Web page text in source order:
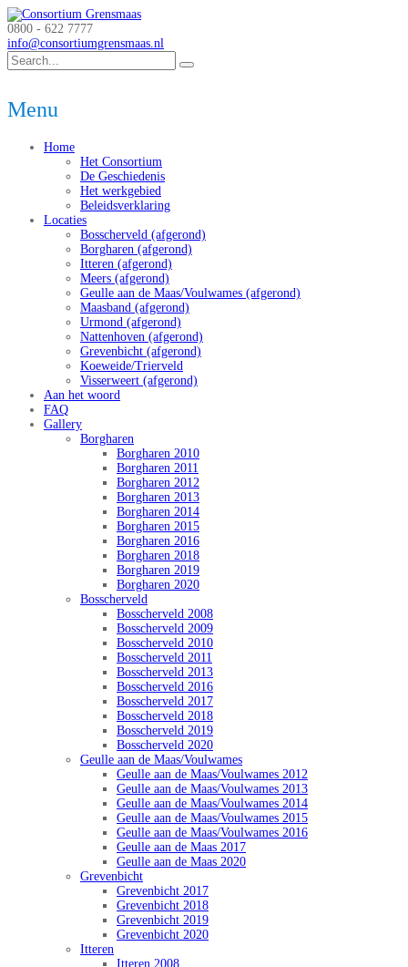
0800 - 622 7777
info@consortiumgrensmaas.nl
Menu
Home
Het Consortium
De Geschiedenis
Het werkgebied
Beleidsverklaring
Locaties
Bosscherveld (afgerond)
Borgharen (afgerond)
Itteren (afgerond)
Meers (afgerond)
Geulle aan de Maas/Voulwames (afgerond)
Maasband (afgerond)
Urmond (afgerond)
Nattenhoven (afgerond)
Grevenbicht (afgerond)
Koeweide/Trierveld
Visserweert (afgerond)
Aan het woord
FAQ
Gallery
Borgharen
Borgharen 2010
Borgharen 2011
Borgharen 2012
Borgharen 2013
Borgharen 2014
Borgharen 2015
Borgharen 2016
Borgharen 2018
Borgharen 2019
Borgharen 2020
Bosscherveld
Bosscherveld 2008
Bosscherveld 2009
Bosscherveld 2010
Bosscherveld 2011
Bosscherveld 2013
Bosscherveld 2016
Bosscherveld 2017
Bosscherveld 2018
Bosscherveld 2019
Bosscherveld 2020
Geulle aan de Maas/Voulwames
Geulle aan de Maas/Voulwames 2012
Geulle aan de Maas/Voulwames 2013
Geulle aan de Maas/Voulwames 2014
Geulle aan de Maas/Voulwames 2015
Geulle aan de Maas/Voulwames 2016
Geulle aan de Maas 2017
Geulle aan de Maas 2020
Grevenbicht
Grevenbicht 2017
Grevenbicht 2018
Grevenbicht 2019
Grevenbicht 2020
Itteren
Itteren 2008